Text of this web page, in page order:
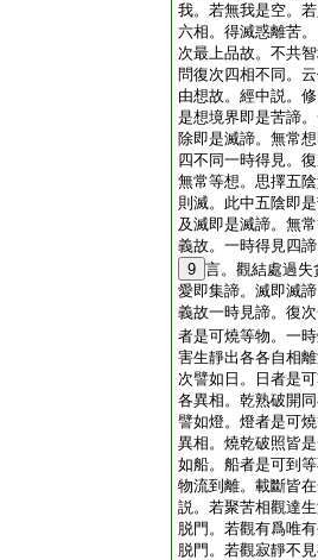
我。若無我是空。
六相。得滅惑離苦
次最上品故。不共
問復次四相不同。
由想故。經中説。
是想境界即是苦諦
除即是滅諦。無常
四不同一時得見。
無常等想。思擇五
則滅。此中五陰即
及滅即是滅諦。無
義故。一時得見四
9 言。觀結處過
愛即集諦。滅即滅
義故一時見諦。復
者是可燒等物。一
害生靜出各各自相
次譬如日。日者是
各異相。乾熟破開
譬如燈。燈者是可
異相。燒乾破照皆
如船。船者是可到
物流到離。載斷皆
説。若聚苦相觀達
脱門。若觀有爲唯
脱門。若觀寂靜不